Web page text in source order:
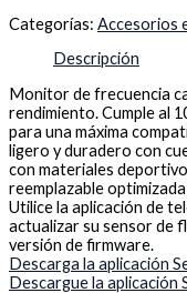
Categorías: Accesorios
Descripción
Monitor de frecuencia
rendimiento. Cumple al
para una máxima
ligero y duradero con
con materiales
reemplazable
Utilice la aplicación de
actualizar su sensor de
versión de firmware.
Descarga la aplicación
Descargue la aplicación